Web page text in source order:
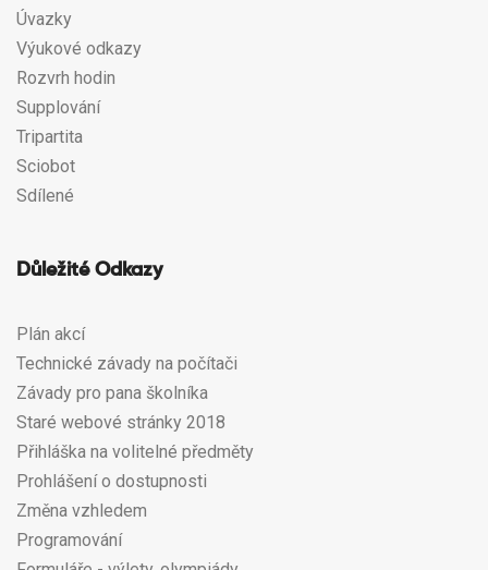
Úvazky
Výukové odkazy
Rozvrh hodin
Supplování
Tripartita
Sciobot
Sdílené
Důležité Odkazy
Plán akcí
Technické závady na počítači
Závady pro pana školníka
Staré webové stránky 2018
Přihláška na volitelné předměty
Prohlášení o dostupnosti
Změna vzhledem
Programování